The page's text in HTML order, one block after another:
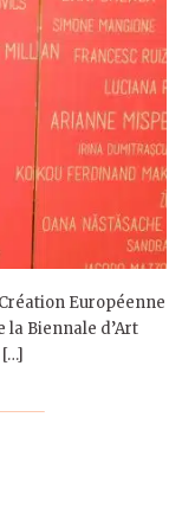
Européenne
Biennale d’Art